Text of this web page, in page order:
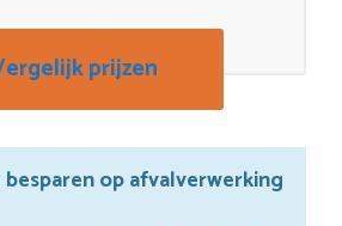
prijzen
op afvalverwerking